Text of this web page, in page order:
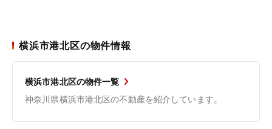
横浜市港北区の物件情報
横浜市港北区の物件一覧
神奈川県横浜市港北区の不動産を紹介しています。